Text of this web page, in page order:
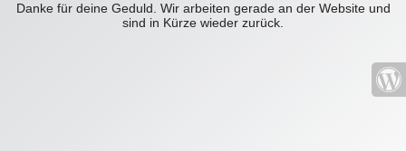
Danke für deine Geduld. Wir arbeiten gerade an der Website und
sind in Kürze wieder zurück.